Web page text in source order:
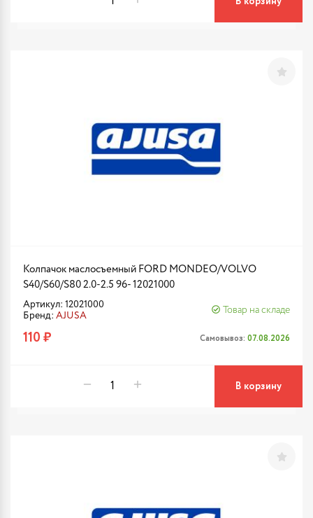
Колпачок маслосъемный FORD MONDEO/VOLVO
S40/S60/S80 2.0-2.5 96- 12021000
Артикул: 12021000
Бренд: AJUSA
Товар на складе
110 ₽ Самовывоз: 07.08.2026
В корзину